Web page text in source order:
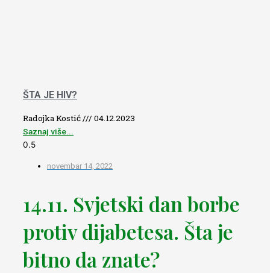
ŠTA JE HIV?
Radojka Kostić 04.12.2023
Saznaj više...
novembar 14, 2022
14.11. Svjetski dan borbe
protiv dijabetesa. Šta je
bitno da znate?